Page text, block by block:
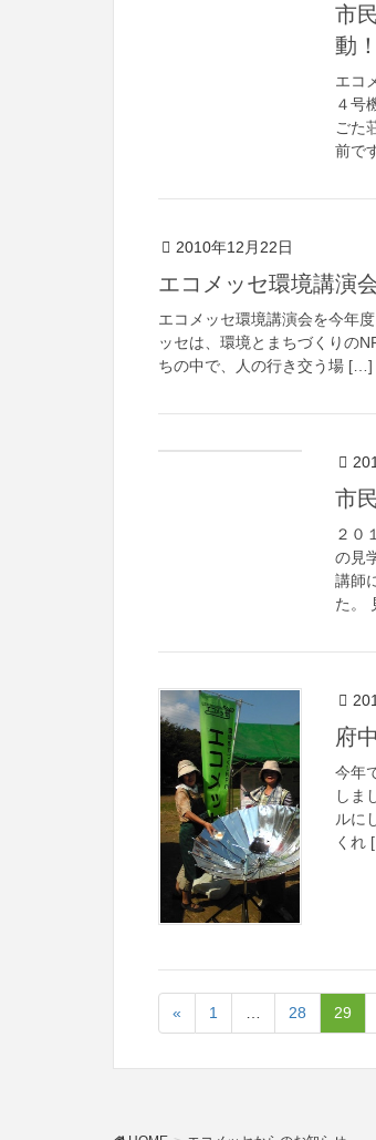
市
動！
エコ
４号
ごた
前で
2010年12月22日
エコメッセ環境講演
エコメッセ環境講演会を今年
ッセは、環境とまちづくりの
ちの中で、人の行き交う場 […]
市
２０
の見
講師
た。
府
今年
しま
ルに
くれ
« 1 28 29